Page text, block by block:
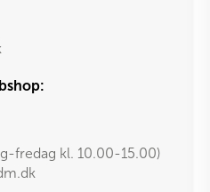
fredag kl. 10.00-15.00)